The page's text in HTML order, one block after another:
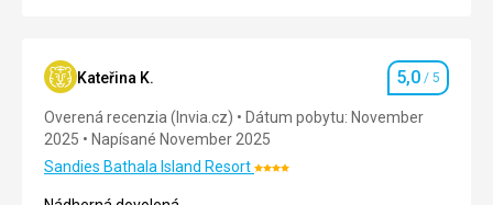
Ubytovanie 5,0/ 5
Okolie
Kateřina K. Hodnotenie
5,0 / 5
Overená recenzia (Invia.cz)
Dátum pobytu: November
2025
Napísané November 2025
Sandies Bathala Island ResortHodnotenie: